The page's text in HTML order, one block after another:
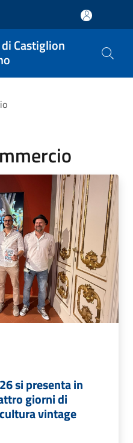
Castiglion
si presenta in
giorni di
vintage